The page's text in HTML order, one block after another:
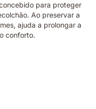
para proteger
Ao preservar a
ajuda a prolongar a
conforto.